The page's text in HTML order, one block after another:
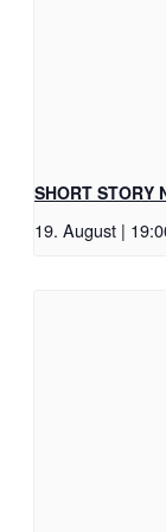
SHORT
19. August |